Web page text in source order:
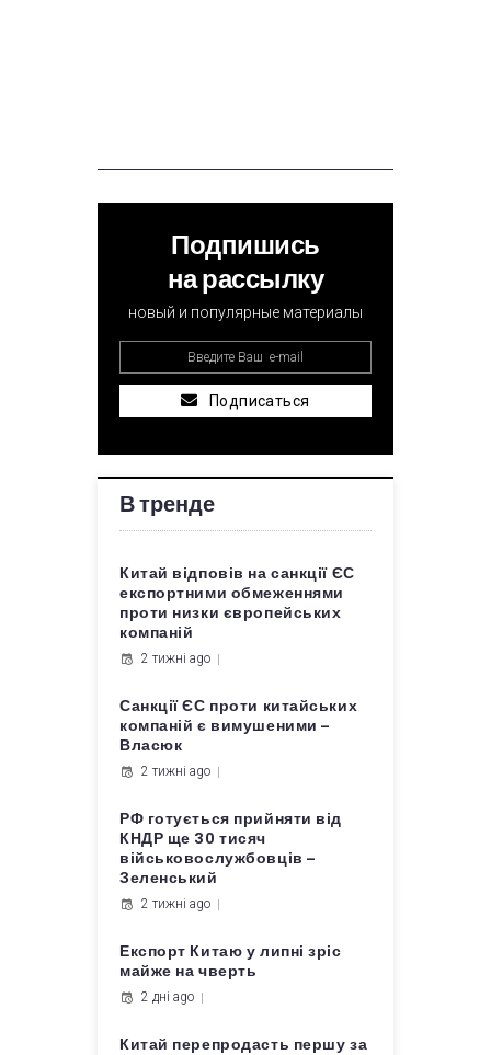
Подпишись
на рассылку
новый и популярные материалы
Подписаться
В тренде
Китай відповів на санкції ЄС
експортними обмеженнями
проти низки європейських
компаній
2 тижні ago
Санкції ЄС проти китайських
компаній є вимушеними –
Власюк
2 тижні ago
РФ готується прийняти від
КНДР ще 30 тисяч
військовослужбовців –
Зеленський
2 тижні ago
Експорт Китаю у липні зріс
майже на чверть
2 дні ago
Китай перепродасть першу за